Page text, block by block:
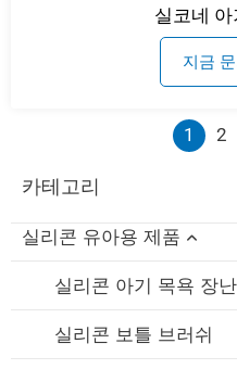
카테고리
실리콘 유아용 제품
실리콘 아기 목욕 장
실리콘 보틀 브러쉬
실코네
지금
1 2